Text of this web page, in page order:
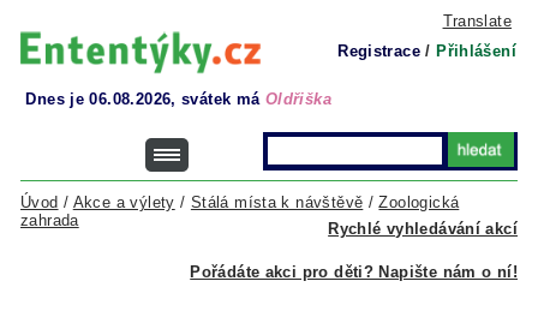
Translate
Registrace / Přihlášení
Dnes je 06.08.2026, svátek má Oldřiška
Rychlé vyhledávání akcí
Úvod / Akce a výlety / Stálá místa k návštěvě /Zoologická
zahrada
Pořádáte akci pro děti? Napište nám o ní!